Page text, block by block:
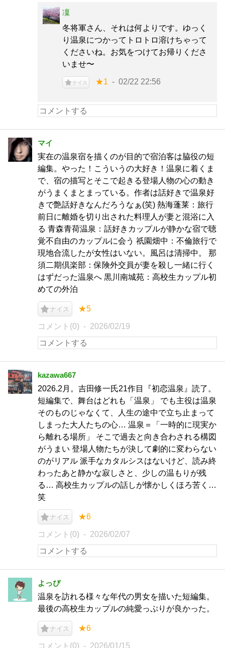
凜
冬将軍さん、それは何よりです。ゆっく
り温泉につかってトロトロ溶けちゃって
くださいね。お気をつけてお帰りくださ
いませ〜
ナイス ★1 02/22 22:56
マイ
実在の温泉宿を描くのが目的で宿泊客は脇役の短
編集。やった！こういうの大好き！温泉に着くま
で、宿の描写とそこで起きる登場人物の心の動き
がうまくまとまっている。作者は話好きで温泉好
きで艶話好きなんだろうなぁ(笑) 熱海蓬莱：旅行
前日に離婚を切り出された料理人が妻と混浴に入
る 青森青荷温泉：話好きカップルが静かな宿で聴
覚不自由のカップルに会う 祇園畑中：不倫旅行で
現地合流したが女性はいない。風呂は清掃中。 那
須二期倶楽部：保険外交員が妻を殺し一緒に行く
はずだった温泉へ 黒川南城苑：高校生カップル初
めての外泊
ナイス ★5
コメント(0) 2026/02/19
kazawa667
2026.2月。吉田修一氏21作目『初恋温泉』読了。
短編集で、舞台はどれも「温泉」 でも主役は温泉
そのものじゃなくて、人生の途中で立ち止まって
しまった大人たちの心… 温泉＝「一時的に現実か
ら離れる場所」 そこで過去と向き合わされる構図
がうまい 登場人物たちが決して劇的に変わらない
のがリアル 派手なカタルシスはないけど、読み終
わったあと静かな寂しさと、少しの温もりが残
る… 高校生カップルの話しが懐かしくほろ苦く…
笑
ナイス ★6
コメント(0) 2026/02/07
よっぴ
温泉を訪れる様々な年代の男女を描いた短編集。
最後の高校生カップルの純愛っぷりが良かった。
ナイス ★6
コメント(0) 2026/01/15